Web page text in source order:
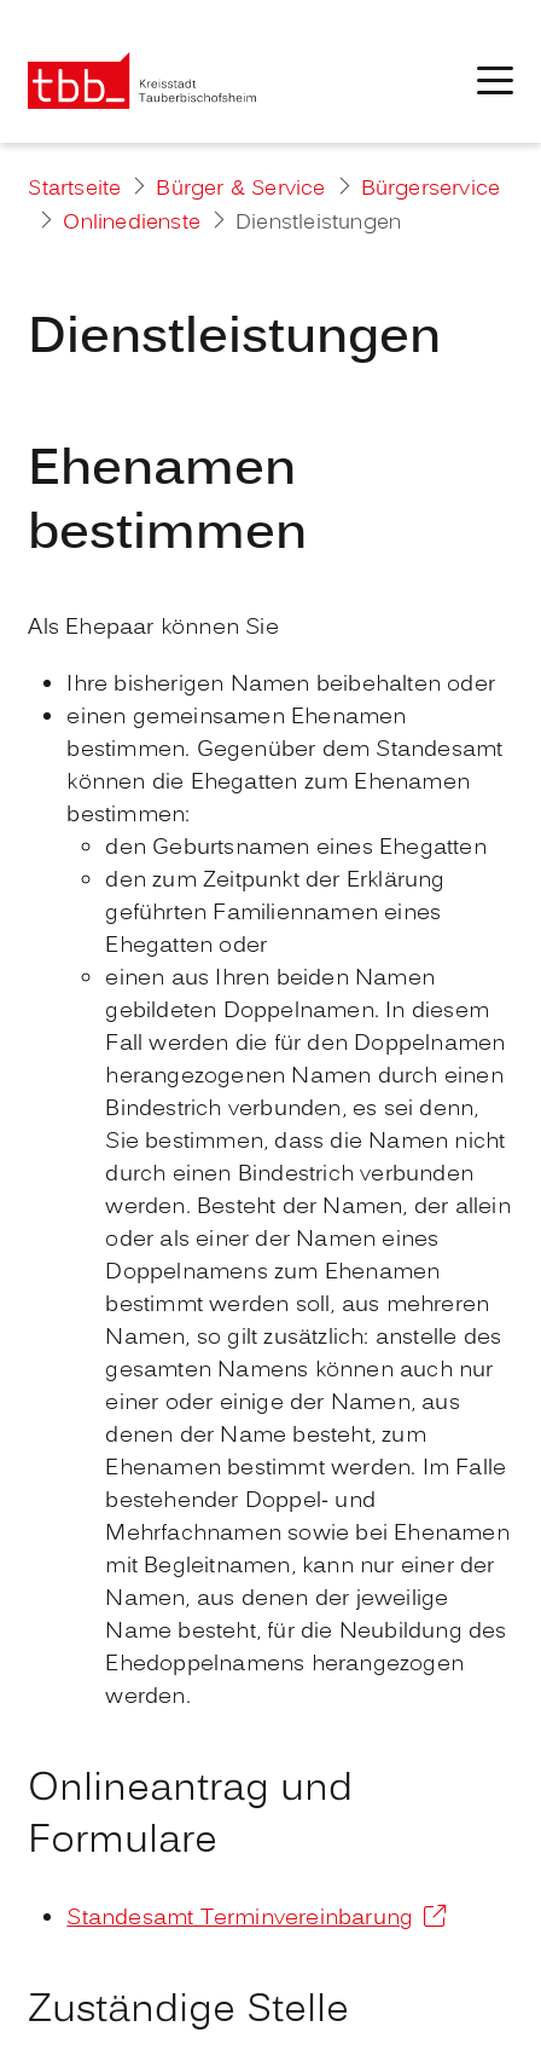
Startseite Bürger & Service
Bürgerservice
Onlinedienste
Dienstleistungen
Dienstleistungen
Ehenamen
bestimmen
Als Ehepaar können Sie
Ihre bisherigen Namen beibehalten oder
einen gemeinsamen Ehenamen
bestimmen. Gegenüber dem Standesamt
können die Ehegatten zum Ehenamen
bestimmen:
den Geburtsnamen eines Ehegatten
den zum Zeitpunkt der Erklärung
geführten Familiennamen eines
Ehegatten oder
einen aus Ihren beiden Namen
gebildeten Doppelnamen. In diesem
Fall werden die für den Doppelnamen
herangezogenen Namen durch einen
Bindestrich verbunden, es sei denn,
Sie bestimmen, dass die Namen nicht
durch einen Bindestrich verbunden
werden. Besteht der Namen, der allein
oder als einer der Namen eines
Doppelnamens zum Ehenamen
bestimmt werden soll, aus mehreren
Namen, so gilt zusätzlich: anstelle des
gesamten Namens können auch nur
einer oder einige der Namen, aus
denen der Name besteht, zum
Ehenamen bestimmt werden. Im Falle
bestehender Doppel- und
Mehrfachnamen sowie bei Ehenamen
mit Begleitnamen, kann nur einer der
Namen, aus denen der jeweilige
Name besteht, für die Neubildung des
Ehedoppelnamens herangezogen
werden.
Onlineantrag und
Formulare
Standesamt Terminvereinbarung
Zuständige Stelle